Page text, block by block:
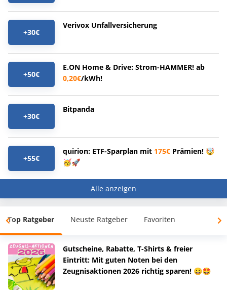
+30€
Verivox Unfallversicherung
+50€
E.ON Home & Drive: Strom-HAMMER! ab
0,20€/kWh!
+30€
Bitpanda
+55€
quirion: ETF-Sparplan mit 175€ Prämien! 🤯
🥳🚀
Alle anzeigen
Top Ratgeber Neuste Ratgeber Favoriten
Gutscheine, Rabatte, T-Shirts & freier
Eintritt: Mit guten Noten bei den
Zeugnisaktionen 2026 richtig sparen! 😀🤩